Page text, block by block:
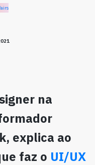
na
explica ao
faz o UI/UX